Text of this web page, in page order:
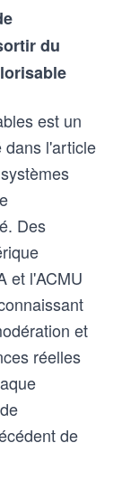
du
est un
dans l'article
Des
et l'ACMU
et
réelles
de